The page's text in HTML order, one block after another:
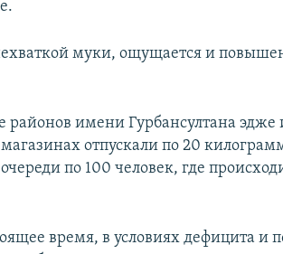
муки, ощущается и
районов имени Гурбансултана эдже
отпускали по 20
по 100 человек, где
время, в условиях дефицита и